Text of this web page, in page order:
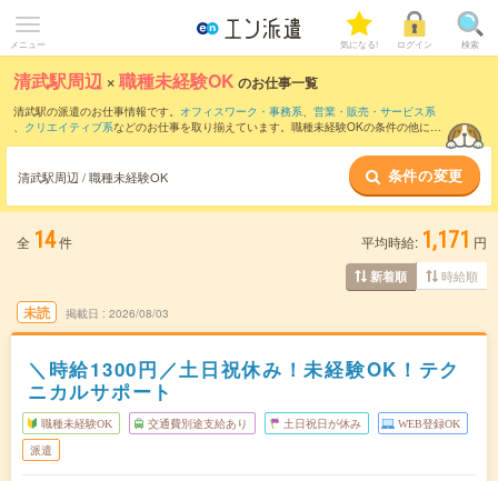
メニュー 気になる! ログイン 検索
清武駅周辺 ×職種未経験OK のお仕事一覧
清武駅の派遣のお仕事情報です。 オフィスワーク・事務系、 営業・販売・サービス系
、 クリエイティブ系などのお仕事を取り揃えています。職種未経験OKの条件の他に、
清武駅周辺 / 職種未経験OK 条件の変更
全 14件 平均時給: 1,171 円
新着順 時給順
未読 掲載日 2026/08/03
＼時給1300円／土日祝休み！未経験OK！テク
ニカルサポート
職種未経験OK 交通費別途支給あり 土日祝日が休み WEB登録OK
派遣